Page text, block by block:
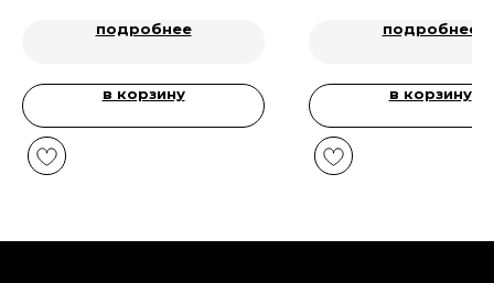
подробнее
в корзину
подробнее
в корзину